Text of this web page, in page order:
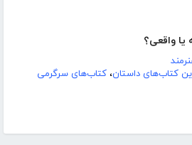
یا واقعی؟
کتاب‌های داستان، کتاب‌های سرگرمی